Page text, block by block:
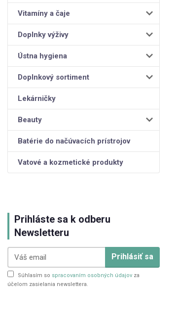
Vitamíny a čaje
Doplnky výživy
Ústna hygiena
Doplnkový sortiment
Lekárničky
Beauty
Batérie do načúvacích prístrojov
Vatové a kozmetické produkty
Prihláste sa k odberu
Newsletteru
Prihlásiť sa
Súhlasím so spracovaním osobných údajov za
účelom zasielania newslettera.